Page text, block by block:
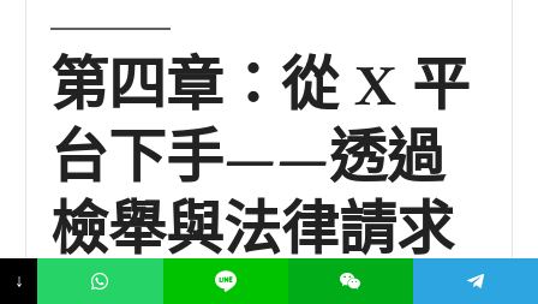
第四章：從 X 平
台下手——透過
檢舉與法律請求
↓